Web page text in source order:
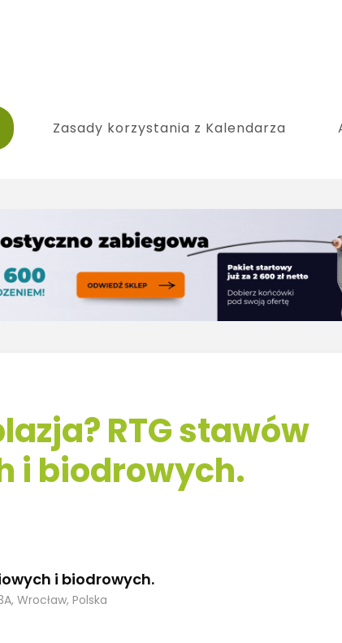
Zasady korzystania z Kalendarza
RTG stawów
i biodrowych.
i biodrowych.
Wrocław, Polska